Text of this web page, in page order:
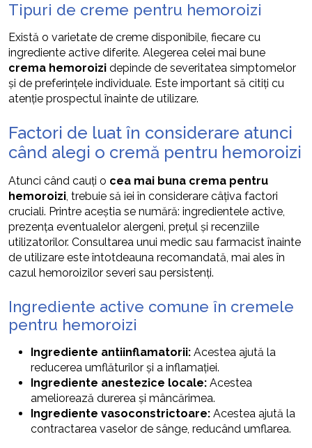
Tipuri de creme pentru hemoroizi
Există o varietate de creme disponibile, fiecare cu
ingrediente active diferite. Alegerea celei mai bune
crema hemoroizi depinde de severitatea simptomelor
și de preferințele individuale. Este important să citiți cu
atenție prospectul înainte de utilizare.
Factori de luat în considerare atunci
când alegi o cremă pentru hemoroizi
Atunci când cauți o cea mai buna crema pentru
hemoroizi, trebuie să iei în considerare câțiva factori
cruciali. Printre aceștia se numără: ingredientele active,
prezența eventualelor alergeni, prețul și recenziile
utilizatorilor. Consultarea unui medic sau farmacist înainte
de utilizare este întotdeauna recomandată, mai ales în
cazul hemoroizilor severi sau persistenți.
Ingrediente active comune în cremele
pentru hemoroizi
Ingrediente antiinflamatorii: Acestea ajută la
reducerea umflăturilor și a inflamației.
Ingrediente anestezice locale: Acestea
ameliorează durerea și mâncărimea.
Ingrediente vasoconstrictoare: Acestea ajută la
contractarea vaselor de sânge, reducând umflarea.